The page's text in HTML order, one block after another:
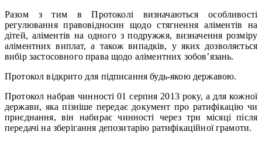
Разом з тим в Протоколі визначаються особливості
регулювання правовідносин щодо стягнення аліментів на
дітей, аліментів на одного з подружжя, визначення розміру
аліментних виплат, а також випадків, у яких дозволяється
вибір застосовного права щодо аліментних зобов’язань.
Протокол відкрито для підписання будь-якою державою.
Протокол набрав чинності 01 серпня 2013 року, а для кожної
держави, яка пізніше передає документ про ратифікацію чи
приєднання, він набирає чинності через три місяці після
передачі на зберігання депозитарію ратифікаційної грамоти.